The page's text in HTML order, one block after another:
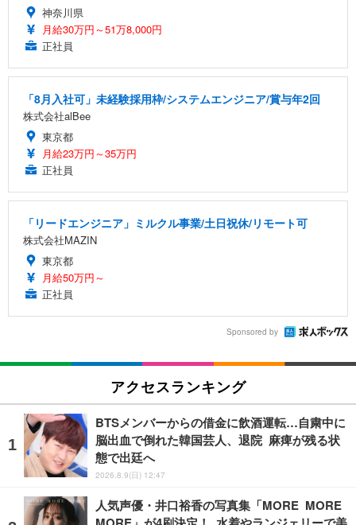
神奈川県
月給30万円～51万8,000円
正社員
「8月入社可」未経験採用枠/システムエンジニア/賞与年2回
株式会社alBee
東京都
月給23万円～35万円
正社員
「リードエンジニア」ミルクル事業/土日祝休/リモート可
株式会社MAZIN
東京都
月給50万円～
正社員
Sponsored by
アクセスランキング
BTSメンバーからの借金に飲酒運転…自粛中に
脳出血で倒れた韓国芸人、退院 麻痺が残る状
態で出廷へ
2026.8.9(日) 12:47
人気声優・井口裕香の写真集「MORE MORE
MORE」が4刷決定！ 水着やランジェリーで美